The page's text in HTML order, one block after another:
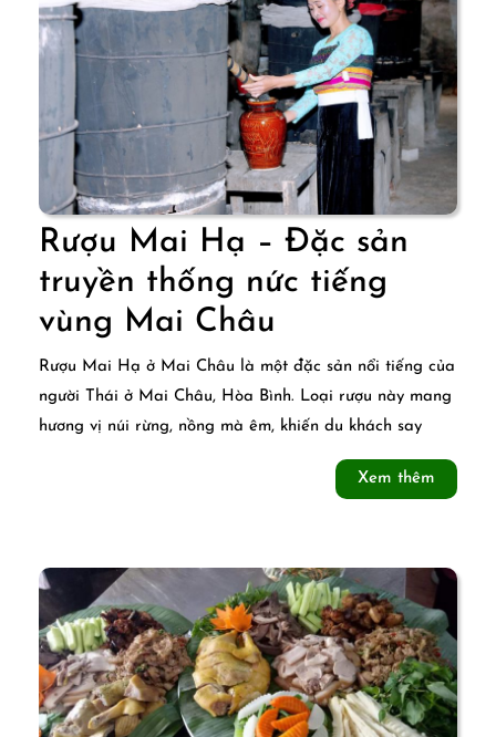
Rượu Mai Hạ – Đặc sản
truyền thống nức tiếng
vùng Mai Châu
Mai
Hạ
–
truyền
thống
nức
tiếng
vùng
Rượu Mai Hạ ở Mai Châu là một đặc sản nổi tiếng của
người Thái ở Mai Châu, Hòa Bình. Loại rượu này mang
hương vị núi rừng, nồng mà êm, khiến du khách say
Xem thêm
thêm